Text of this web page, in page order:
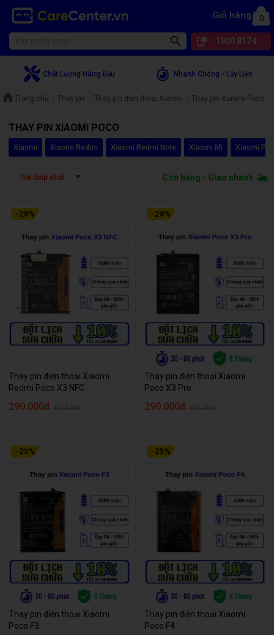
Giỏ hàng 0
1900 8174
Chất Lượng Hàng Đầu Nhanh Chóng - Lấy Liền
Trang chủ Thay pin Thay pin điện thoại Xiaomi Thay pin Xiaomi Poco
THAY PIN XIAOMI POCO
Xiaomi Xiaomi Redmi Xiaomi Redmi Note Xiaomi Mi Xiaomi
Giá thấp nhất Còn hàng - Giao nhanh
- 28%
Thay pin điện thoại Xiaomi
Redmi Poco X3 NFC
290.000đ
- 28%
Thay pin điện thoại Xiaomi
Poco X3 Pro
290.000đ
- 23%
Thay pin điện thoại Xiaomi
Poco F3
- 25%
Thay pin điện thoại Xiaomi
Poco F4